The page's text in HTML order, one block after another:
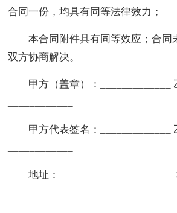
合同一份，均具有同等法律效力；
本合同附件具有同等效应；合同
双方协商解决。
甲方（盖章）：_____________
甲方代表签名：_____________
地址：_____________________